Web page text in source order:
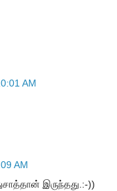
AM
AM
இருந்தது.:-))